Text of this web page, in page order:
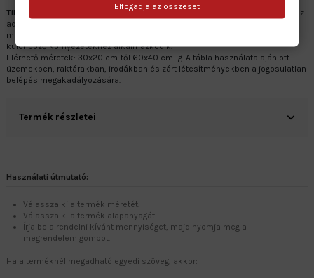
Tilos az átjárás!
tábla célja, hogy egyértelműen jelezze a belépési tilalmat az
adott területen. Többféle alapanyagból készül, például öntapadós vinilből,
műanyaglemezből, horganyzott lemezből és szendvicslemezből, így
különböző környezetekhez alkalmazkodik.
Elérhető méretek: 30x20 cm-től 60x40 cm-ig. A tábla használata ajánlott
üzemekben, raktárakban, irodákban és zárt létesítményekben a jogosulatlan
belépés megakadályozására.
Termék részletei
Használati útmutató:
Válassza ki a termék méretét.
Válassza ki a termék alapanyagát.
Írja be a rendelni kívánt mennyiséget, majd nyomja meg a
megrendelem gombot.
Ha a terméknél megadható egyedi szöveg, akkor:
Elfogadja az összeset